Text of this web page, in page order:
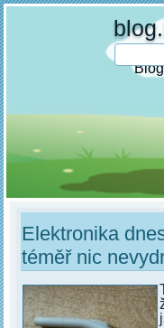
Elektronika
téměř nic